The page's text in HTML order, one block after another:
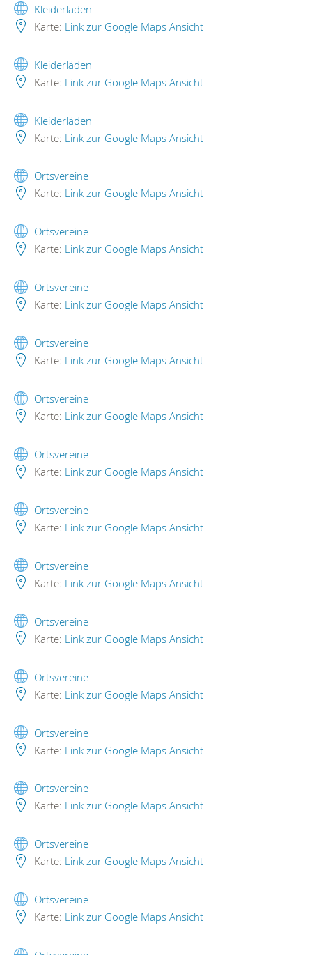
Kleiderläden
Karte: Link zur Google Maps Ansicht
Kleiderläden
Karte: Link zur Google Maps Ansicht
Kleiderläden
Karte: Link zur Google Maps Ansicht
Ortsvereine
Karte: Link zur Google Maps Ansicht
Ortsvereine
Karte: Link zur Google Maps Ansicht
Ortsvereine
Karte: Link zur Google Maps Ansicht
Ortsvereine
Karte: Link zur Google Maps Ansicht
Ortsvereine
Karte: Link zur Google Maps Ansicht
Ortsvereine
Karte: Link zur Google Maps Ansicht
Ortsvereine
Karte: Link zur Google Maps Ansicht
Ortsvereine
Karte: Link zur Google Maps Ansicht
Ortsvereine
Karte: Link zur Google Maps Ansicht
Ortsvereine
Karte: Link zur Google Maps Ansicht
Ortsvereine
Karte: Link zur Google Maps Ansicht
Ortsvereine
Karte: Link zur Google Maps Ansicht
Ortsvereine
Karte: Link zur Google Maps Ansicht
Ortsvereine
Karte: Link zur Google Maps Ansicht